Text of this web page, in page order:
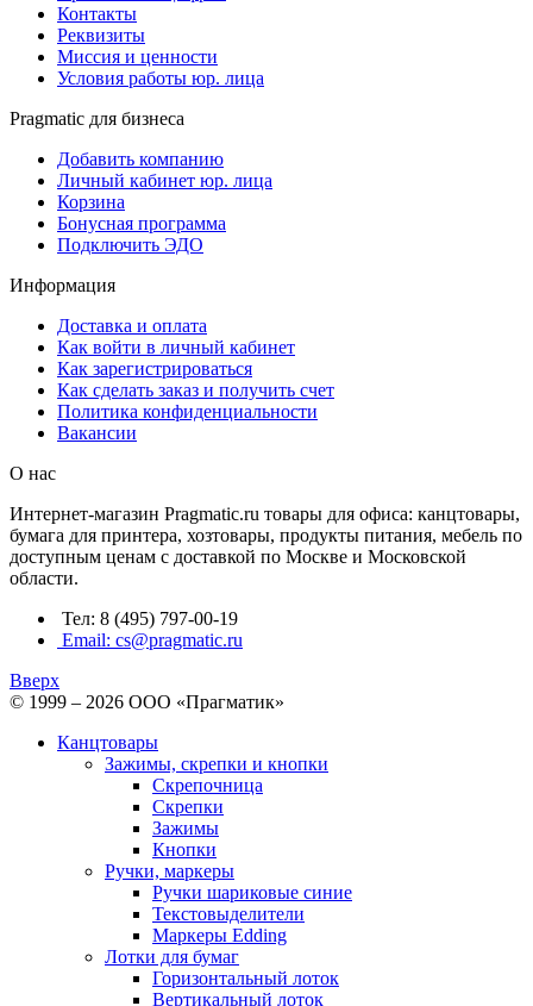
Контакты
Реквизиты
Миссия и ценности
Условия работы юр. лица
Pragmatic для бизнеса
Добавить компанию
Личный кабинет юр. лица
Корзина
Бонусная программа
Подключить ЭДО
Информация
Доставка и оплата
Как войти в личный кабинет
Как зарегистрироваться
Как сделать заказ и получить счет
Политика конфиденциальности
Вакансии
О нас
Интернет-магазин Pragmatic.ru товары для офиса: канцтовары,
бумага для принтера, хозтовары, продукты питания, мебель по
доступным ценам с доставкой по Москве и Московской
области.
Тел: 8 (495) 797-00-19
Email: cs@pragmatic.ru
Вверх
© 1999 – 2026 ООО «Прагматик»
Канцтовары
Зажимы, скрепки и кнопки
Скрепочница
Скрепки
Зажимы
Кнопки
Ручки, маркеры
Ручки шариковые синие
Текстовыделители
Маркеры Edding
Лотки для бумаг
Горизонтальный лоток
Вертикальный лоток